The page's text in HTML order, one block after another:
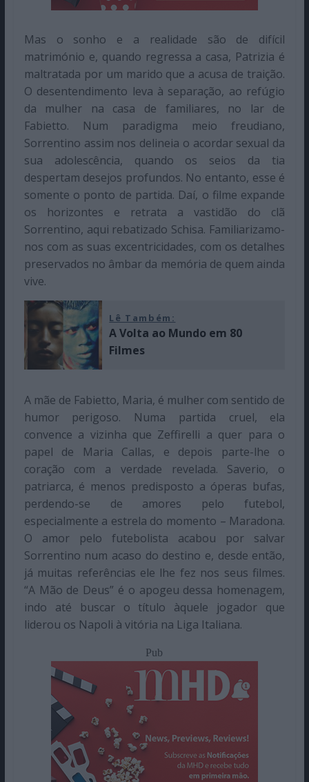
Mas o sonho e a realidade são de difícil
matrimónio e, quando regressa a casa, Patrizia é
maltratada por um marido que a acusa de traição.
O desentendimento leva à separação, ao refúgio
da mulher na casa de familiares, no lar de
Fabietto. Num paradigma meio freudiano,
Sorrentino assim nos delineia o acordar sexual da
sua adolescência, quando os seios da tia
despertam desejos profundos. No entanto, esse é
somente o ponto de partida. Daí, o filme expande
os horizontes e retrata a vastidão do clã
Sorrentino, aqui rebatizado Schisa. Familiarizamo-
nos com as suas excentricidades, com os detalhes
preservados no âmbar da memória de quem ainda
vive.
Lê Também:
A Volta ao Mundo em 80
Filmes
A mãe de Fabietto, Maria, é mulher com sentido de
humor perigoso. Numa partida cruel, ela
convence a vizinha que Zeffirelli a quer para o
papel de Maria Callas, e depois parte-lhe o
coração com a verdade revelada. Saverio, o
patriarca, é menos predisposto a óperas bufas,
perdendo-se de amores pelo futebol,
especialmente a estrela do momento – Maradona.
O amor pelo futebolista acabou por salvar
Sorrentino num acaso do destino e, desde então,
já muitas referências ele lhe fez nos seus filmes.
“A Mão de Deus” é o apogeu dessa homenagem,
indo até buscar o título àquele jogador que
liderou os Napoli à vitória na Liga Italiana.
Pub